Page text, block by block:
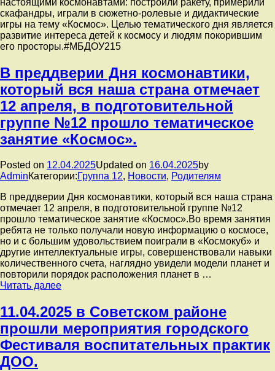
области
выходят
на
улицы
и
деревья.
настоящими космонавтами: построили ракету, примерили
скафандры, играли в сюжетно-ролевые и дидактические
игры на тему «Космос». Целью тематического дня является
развитие интереса детей к космосу и людям покорившим
его просторы.#МБДОУ215
В преддверии Дня космонавтики,
который вся наша страна отмечает
12 апреля, в подготовительной
группе №12 прошло тематическое
занятие «Космос».
Posted on 12.04.2025Updated on 16.04.2025by
AdminКатегории:Группа 12, Новости, Родителям
В преддверии Дня космонавтики, который вся наша страна
отмечает 12 апреля, в подготовительной группе №12
прошло тематическое занятие «Космос».Во время занятия
ребята не только получали новую информацию о космосе,
но и с большим удовольствием поиграли в «Космокуб» и
другие интеллектуальные игры, совершенствовали навыки
количественного счета, наглядно увидели модели планет и
повторили порядок расположения планет в …
Читать далееВ
Дня
космонавтики,
который
вся
наша
11.04.2025 в Советском районе
прошли мероприятия городского
Фестиваля воспитательных практик
ДОО.